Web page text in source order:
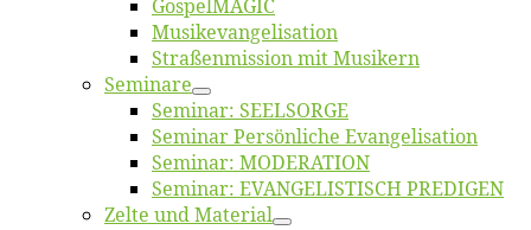
Gos­pel­MA­GIC
Musikevan­ge­li­sa­tion
Straßenmis­sion mit Musikern
Se­mi­na­re
Se­mi­nar: SEELSORGE
Se­mi­nar Per­sön­li­che Evangelisation
Se­mi­nar: MODERATION
Se­mi­nar: EVANGELISTISCH PREDIGEN
Zel­te und Material